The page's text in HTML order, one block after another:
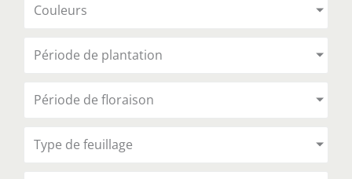
Couleurs
Période de plantation
Période de floraison
Type de feuillage